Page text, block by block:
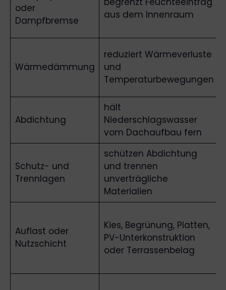
oder
Dampfbremse
aus dem Innenraum
Wärmedämmung
reduziert Wärmeverluste
und
Temperaturbewegungen
Abdichtung
hält
Niederschlagswasser
vom Dachaufbau fern
Schutz- und
Trennlagen
schützen Abdichtung
und trennen
unverträgliche
Materialien
Auflast oder
Nutzschicht
Kies, Begrünung, Platten,
PV-Unterkonstruktion
oder Terrassenbelag